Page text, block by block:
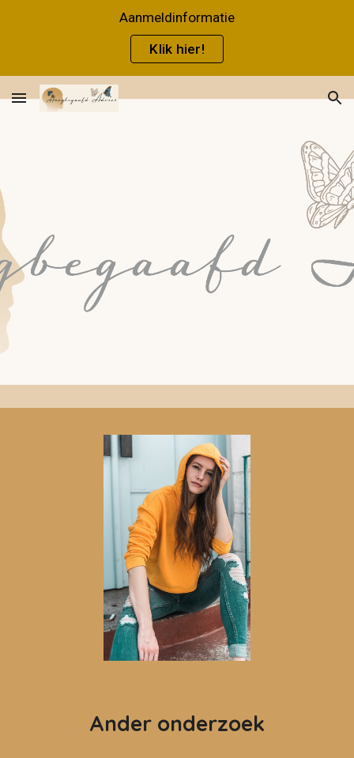
Aanmeldinformatie
Klik hier!
Ander onderzoek